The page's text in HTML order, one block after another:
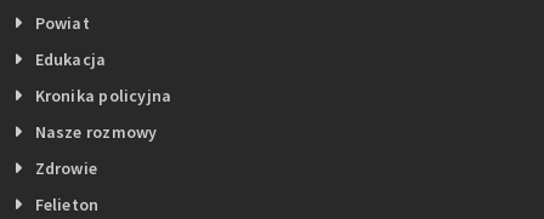
Powiat
Edukacja
Kronika policyjna
Nasze rozmowy
Zdrowie
Felieton